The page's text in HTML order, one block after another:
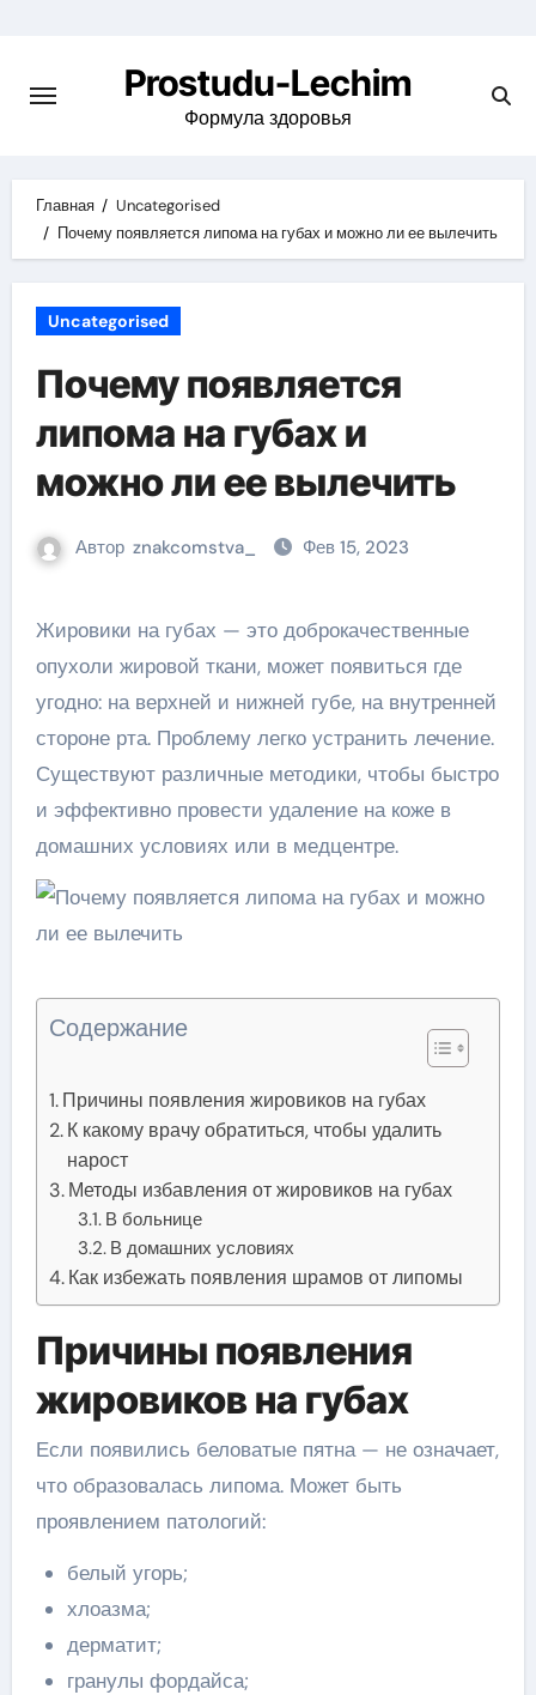
содержимому
Prostudu-Lechim
Формула здоровья
Главная
Uncategorised
Почему появляется липома на губах и можно ли ее вылечить
Uncategorised
Почему появляется
липома на губах и
можно ли ее вылечить
Автор znakcomstva_ Фев 15, 2023
Жировики на губах — это доброкачественные
опухоли жировой ткани, может появиться где
угодно: на верхней и нижней губе, на внутренней
стороне рта. Проблему легко устранить лечение.
Существуют различные методики, чтобы быстро
и эффективно провести удаление на коже в
домашних условиях или в медцентре.
Содержание
Причины появления жировиков на губах
К какому врачу обратиться, чтобы удалить
нарост
Методы избавления от жировиков на губах
В больнице
В домашних условиях
Как избежать появления шрамов от липомы
Причины появления
жировиков на губах
Если появились беловатые пятна — не означает,
что образовалась липома. Может быть
проявлением патологий:
белый угорь;
хлоазма;
дерматит;
гранулы фордайса;